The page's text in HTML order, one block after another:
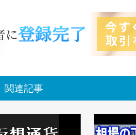
関連記事